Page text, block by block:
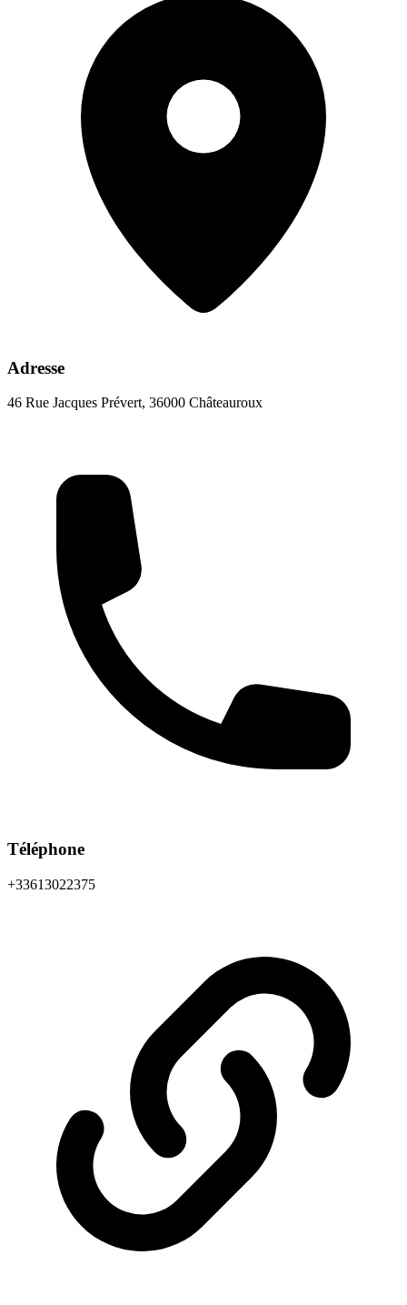
Adresse
46 Rue Jacques Prévert, 36000 Châteauroux
Téléphone
+33613022375